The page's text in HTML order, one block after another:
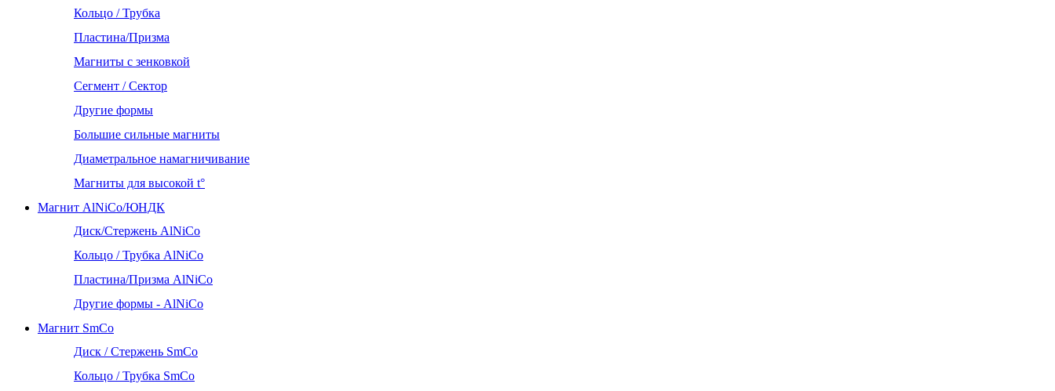
Кольцо / Трубка
Пластина/Призма
Магниты с зенковкой
Сегмент / Сектор
Другие формы
Большие сильные магниты
Диаметральное намагничивание
Магниты для высокой t°
Магнит AlNiCo/ЮНДК
Диск/Стержень AlNiCo
Кольцо / Трубка AlNiCo
Пластина/Призма AlNiCo
Другие формы - AlNiCo
Магнит SmCo
Диск / Стержень SmCo
Кольцо / Трубка SmCo